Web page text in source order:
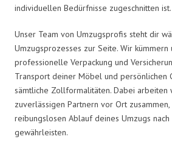
individuellen Bedürfnisse zugeschnitten ist.
Unser Team von Umzugsprofis steht dir
Umzugsprozesses zur Seite. Wir kümmern
professionelle Verpackung und
Transport deiner Möbel und persönlichen
sämtliche Zollformalitäten. Dabei arbeiten
zuverlässigen Partnern vor Ort zusammen,
reibungslosen Ablauf deines Umzugs nach
gewährleisten.